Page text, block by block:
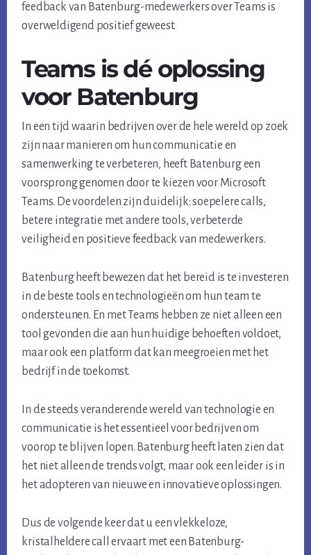
feedback van Batenburg-medewerkers over Teams is
overweldigend positief geweest.
Teams is dé oplossing
voor Batenburg
In een tijd waarin bedrijven over de hele wereld op zoek
zijn naar manieren om hun communicatie en
samenwerking te verbeteren, heeft Batenburg een
voorsprong genomen door te kiezen voor Microsoft
Teams. De voordelen zijn duidelijk: soepelere calls,
betere integratie met andere tools, verbeterde
veiligheid en positieve feedback van medewerkers.
Batenburg heeft bewezen dat het bereid is te investeren
in de beste tools en technologieën om hun team te
ondersteunen. En met Teams hebben ze niet alleen een
tool gevonden die aan hun huidige behoeften voldoet,
maar ook een platform dat kan meegroeien met het
bedrijf in de toekomst.
In de steeds veranderende wereld van technologie en
communicatie is het essentieel voor bedrijven om
voorop te blijven lopen. Batenburg heeft laten zien dat
het niet alleen de trends volgt, maar ook een leider is in
het adopteren van nieuwe en innovatieve oplossingen.
Dus de volgende keer dat u een vlekkeloze,
kristalheldere call ervaart met een Batenburg-